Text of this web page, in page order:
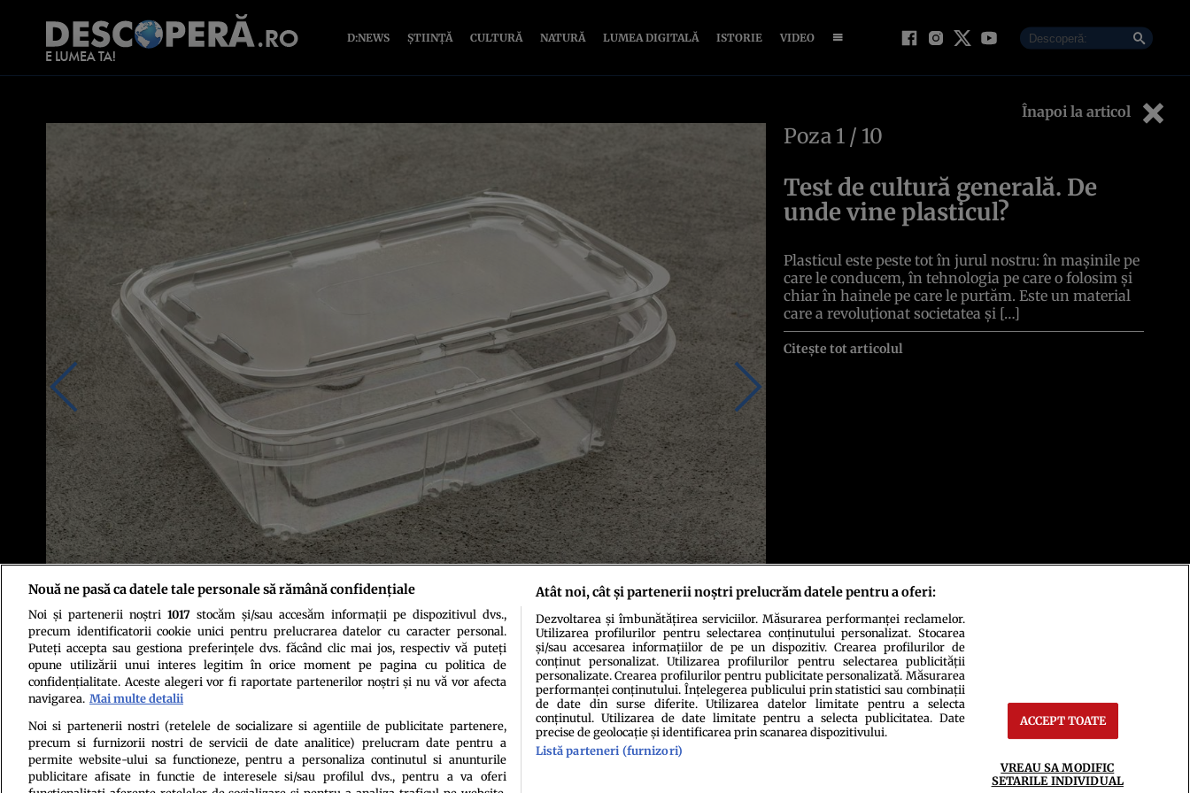
D:NEWS ȘTIINȚĂ CULTURĂ NATURĂ LUMEA DIGITALĂ ISTORIE VIDEO
Înapoi la articol
Foto: Shutterstock
Poza 1 / 10
Test de cultură generală. De
unde vine plasticul?
Plasticul este peste tot în jurul nostru: în mașinile pe
care le conducem, în tehnologia pe care o folosim și
chiar în hainele pe care le purtăm. Este un material
care a revoluționat societatea și […]
Citește tot articolul
Politica de confidenţialitatePolitica de cookiesTermeni şi condiţiiEchipa redacțională
Nouă ne pasă ca datele tale personale să rămână confidențiale
Noi și partenerii noștri 1017stocăm și/sau accesăm informații pe dispozitivul dvs.,
precum identificatorii cookie unici pentru prelucrarea datelor cu caracter personal.
Puteți accepta sau gestiona preferințele dvs. făcând clic mai jos, respectiv vă puteți
opune utilizării unui interes legitim în orice moment pe pagina cu politica de
confidențialitate. Aceste alegeri vor fi raportate partenerilor noștri și nu vă vor afecta
navigarea. Mai multe detalii
Noi si partenerii nostri (retelele de socializare si agentiile de publicitate partenere,
precum si furnizorii nostri de servicii de date analitice) prelucram date pentru a
permite website-ului sa functioneze, pentru a personaliza continutul si anunturile
publicitare afisate in functie de interesele si/sau profilul dvs., pentru a va oferi
Atât noi, cât și partenerii noștri prelucrăm datele pentru a oferi:
Dezvoltarea și îmbunătățirea serviciilor. Măsurarea performanței reclamelor.
Utilizarea profilurilor pentru selectarea conținutului personalizat. Stocarea
și/sau accesarea informațiilor de pe un dispozitiv. Crearea profilurilor de
conținut personalizat. Utilizarea profilurilor pentru selectarea publicității
personalizate. Crearea profilurilor pentru publicitate personalizată. Măsurarea
performanței conținutului. Înțelegerea publicului prin statistici sau combinații
de date din surse diferite. Utilizarea datelor limitate pentru a selecta
conținutul. Utilizarea de date limitate pentru a selecta publicitatea. Date
precise de geolocație și identificarea prin scanarea dispozitivului.
Listă parteneri (furnizori)
ACCEPT TOATE
VREAU SA MODIFIC
SETARILE INDIVIDUAL